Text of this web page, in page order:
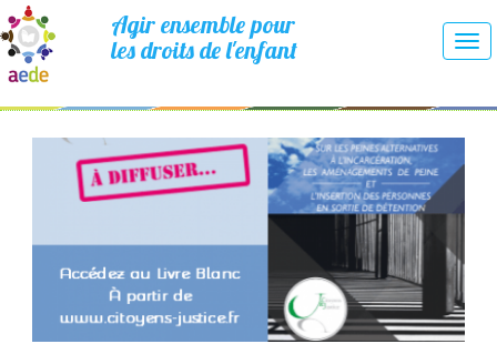
Agir ensemble pour
les droits de l'enfant